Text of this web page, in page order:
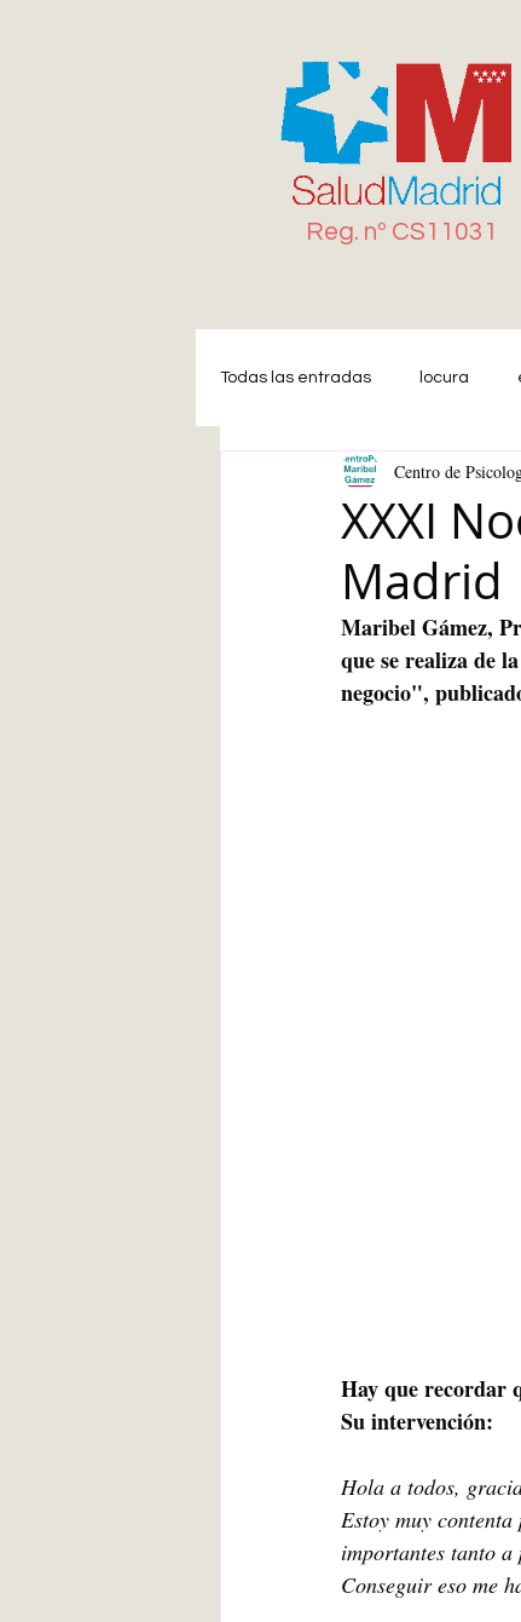
Reg. nº CS11031
Todas las entradas locura
Estrés
Blanca de la Torre Fernández
Deberes escolares
XXXI
Madrid
Centro de
Maribel Gámez,
que se realiza de
negocio",
Hay que recordar
Su intervención:
Hola a todos,
Estoy muy
importantes tanto
Conseguir eso me